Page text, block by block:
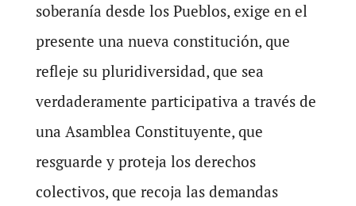
soberanía desde los Pueblos, exige en el
presente una nueva constitución, que
refleje su pluridiversidad, que sea
verdaderamente participativa a través de
una Asamblea Constituyente, que
resguarde y proteja los derechos
colectivos, que recoja las demandas